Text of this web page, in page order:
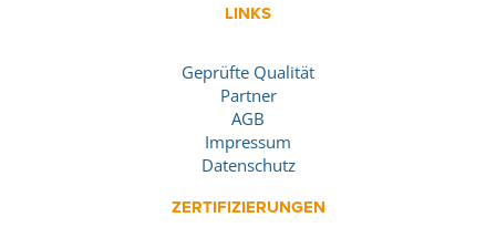
LINKS
Geprüfte Qualität
Partner
AGB
Impressum
Datenschutz
ZERTIFIZIERUNGEN